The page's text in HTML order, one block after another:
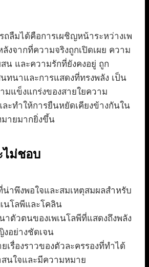
ถลืมได้คือการเผชิญหน้าระหว่างเพ
งจากที่ความจริงถูกเปิดเผย ความ
น และความรักที่ยังคงอยู่ ถูก
ทนาและการแสดงที่ทรงพลัง เป็น
มแข็งแกร่งของสายใยความ
ะทำให้การยืนหยัดเคียงข้างกันใน
ายมากยิ่งขึ้น
ไม่ชอบ
าพึงพอใจและสมเหตุสมผลสำหรับ
นโลพีและโคลิน
าตัวตนของเพเนโลพีที่แสดงถึงพลัง
งอย่างชัดเจน
เรื่องราวของตัวละครรองที่ทำได้
สนใจและมีความหมาย